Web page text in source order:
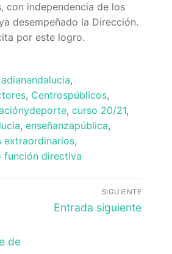
con independencia de los
desempeñado la Dirección.
por este logro.
adianandalucia,
, Centrospúblicos,
, curso 20/21,
, enseñanzapública,
extraordinarios,
función directiva
de
SIGUIENTE
Entrada
Entrada siguiente